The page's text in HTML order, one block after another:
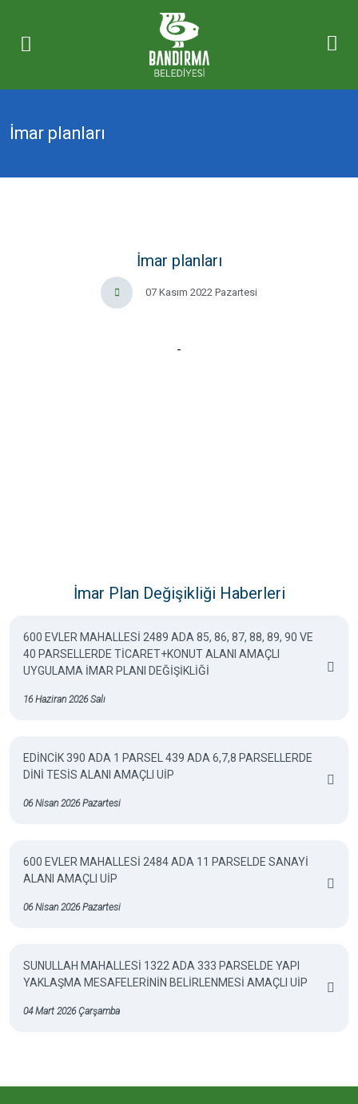
İmar planları
İmar planları
07 Kasım 2022 Pazartesi
-
İmar Plan Değişikliği Haberleri
600 EVLER MAHALLESİ 2489 ADA 85, 86, 87, 88, 89, 90 VE
40 PARSELLERDE TİCARET+KONUT ALANI AMAÇLI
UYGULAMA İMAR PLANI DEĞİŞİKLİĞİ
16 Haziran 2026 Salı
EDİNCİK 390 ADA 1 PARSEL 439 ADA 6,7,8 PARSELLERDE
DİNİ TESİS ALANI AMAÇLI UİP
06 Nisan 2026 Pazartesi
600 EVLER MAHALLESİ 2484 ADA 11 PARSELDE SANAYİ
ALANI AMAÇLI UİP
06 Nisan 2026 Pazartesi
SUNULLAH MAHALLESİ 1322 ADA 333 PARSELDE YAPI
YAKLAŞMA MESAFELERİNİN BELİRLENMESİ AMAÇLI UİP
04 Mart 2026 Çarşamba